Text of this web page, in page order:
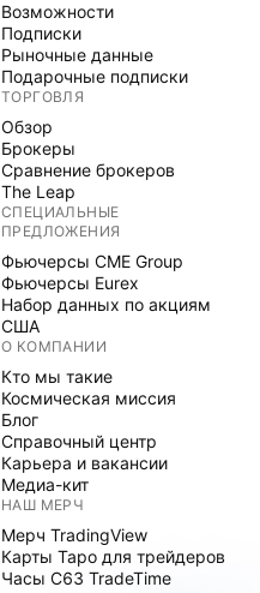
Возможности
Подписки
Рыночные данные
Подарочные подписки
ТОРГОВЛЯ
Обзор
Брокеры
Сравнение брокеров
The Leap
СПЕЦИАЛЬНЫЕ
ПРЕДЛОЖЕНИЯ
Фьючерсы CME Group
Фьючерсы Eurex
Набор данных по акциям
США
О КОМПАНИИ
Кто мы такие
Космическая миссия
Блог
Справочный центр
Карьера и вакансии
Медиа-кит
НАШ МЕРЧ
Мерч TradingView
Карты Таро для трейдеров
Часы C63 TradeTime